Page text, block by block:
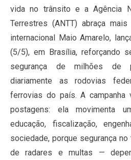
vida no trânsito e a Agência
Terrestres (ANTT) abraça
internacional Maio Amarelo,
(5/5), em Brasília, reforçando
segurança de milhões de
diariamente as rodovias
ferrovias do país. A
postagens: ela movimenta
educação, fiscalização,
sociedade, porque segurança
de radares e multas —